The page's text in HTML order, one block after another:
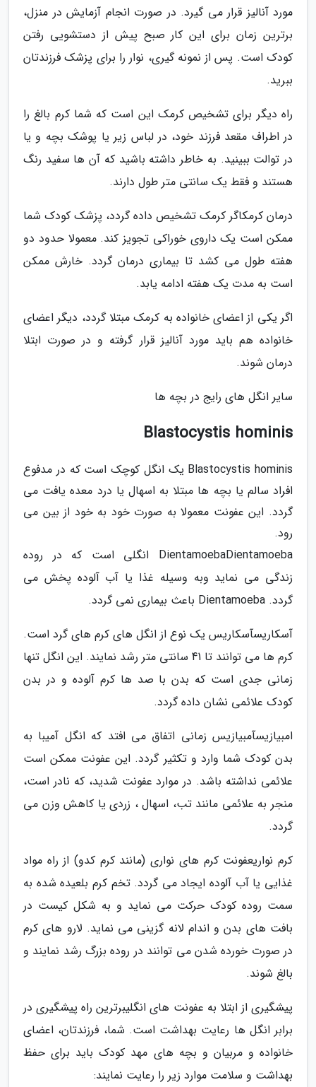
مورد آنالیز قرار می گیرد. در صورت انجام آزمایش در منزل،
برترین زمان برای این کار صبح پیش از دستشویی رفتن
کودک است. پس از نمونه گیری، نوار را برای پزشک فرزندتان
ببرید.
راه دیگر برای تشخیص کرمک این است که شما کرم بالغ را
در اطراف مقعد فرزند خود، در لباس زیر یا پوشک بچه و یا
در توالت ببینید. به خاطر داشته باشید که آن ها سفید رنگ
هستند و فقط یک سانتی متر طول دارند.
درمان کرمکاگر کرمک تشخیص داده گردد، پزشک کودک شما
ممکن است یک داروی خوراکی تجویز کند. معمولا حدود دو
هفته طول می کشد تا بیماری درمان گردد. خارش ممکن
است به مدت یک هفته ادامه یابد.
اگر یکی از اعضای خانواده به کرمک مبتلا گردد، دیگر اعضای
خانواده هم باید مورد آنالیز قرار گرفته و در صورت ابتلا
درمان شوند.
سایر انگل های رایج در بچه ها
Blastocystis hominis
Blastocystis hominis یک انگل کوچک است که در مدفوع
افراد سالم یا بچه ها مبتلا به اسهال یا درد معده یافت می
گردد. این عفونت معمولا به صورت خود به خود از بین می
رود.
DientamoebaDientamoeba انگلی است که در روده
زندگی می نماید وبه وسیله غذا یا آب آلوده پخش می
گردد. Dientamoeba باعث بیماری نمی گردد.
آسکاریسآسکاریس یک نوع از انگل های کرم های گرد است.
کرم ها می توانند تا 41 سانتی متر رشد نمایند. این انگل تنها
زمانی جدی است که بدن با صد ها کرم آلوده و در بدن
کودک علائمی نشان داده گردد.
امبیازیسآمبیازیس زمانی اتفاق می افتد که انگل آمیبا به
بدن کودک شما وارد و تکثیر گردد. این عفونت ممکن است
علائمی نداشته باشد. در موارد عفونت شدید، که نادر است،
منجر به علائمی مانند تب، اسهال ، زردی یا کاهش وزن می
گردد.
کرم نواریعفونت کرم های نواری (مانند کرم کدو) از راه مواد
غذایی یا آب آلوده ایجاد می گردد. تخم کرم بلعیده شده به
سمت روده کودک حرکت می نماید و به شکل کیست در
بافت های بدن و اندام لانه گزینی می نماید. لارو های کرم
در صورت خورده شدن می توانند در روده بزرگ رشد نمایند و
بالغ شوند.
پیشگیری از ابتلا به عفونت های انگلیبرترین راه پیشگیری در
برابر انگل ها رعایت بهداشت است. شما، فرزندتان، اعضای
خانواده و مربیان و بچه های مهد کودک باید برای حفظ
بهداشت و سلامت موارد زیر را رعایت نمایند: